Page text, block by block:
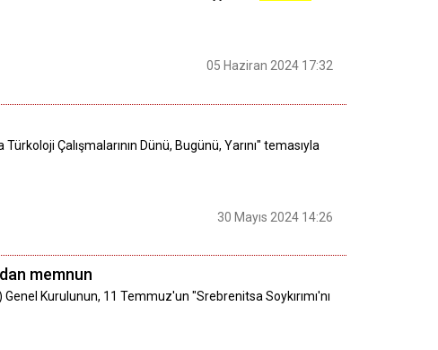
05 Haziran 2024 17:32
Türkoloji Çalışmalarının Dünü, Bugünü, Yarını" temasıyla
30 Mayıs 2024 14:26
memnun
Kurulunun, 11 Temmuz'un "Srebrenitsa Soykırımı'nı